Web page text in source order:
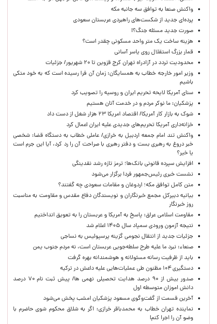
واکنش صنعا به توافق سه جانبه مکه
پرده‌ای جدید از شکست‌های راهبردی عربستان سعودی
صورت جدید مسئله جنگ؟!
هزینه ساخت یک متر واحد مسکونی چقدر است؟
قمار بزرگ استقلال روی یاسر آسانی
محدودیت تردد در آزادراه تهران کرج قزوین تا ۲۰ شهریور/ جزئیات
وزیر امور خارجه خطاب به همسایگان: زمان آن فرا رسیده است که به خود متکی
باشیم
سنای آمریکا لایحه تحریم ایران و روسیه را تصویب کرد
پزشکیان: ما نوکر مردم و در خدمت آنان هستیم
شوک به بازار کار آمریکا/ اقتصاد امریکا ۲۳ هزار شغل از دست داد
خزانه‌داری آمریکا تحریم‌های جدیدی علیه ایران اعمال کرد
واکنش تند امام جمعه اردبیل به خرازی/ عاملی خطاب به دستگاه قضا: شخصی
خبر دروغ به رهبری بست و دفتر رهبری با صراحت آن را رد کرد، آیا این جرم است
یا خیر؟
افزایش سپرده قانونی بانک‌ها؛ ترمز تازه رشد نقدینگی
نشست خبری رئیس‌جمهور فردا برگزار می‌شود
متن کامل توافق مکه؛ اردوغان و مقامات سعودی چه گفتند؟
بیانیه دبیرکل مجمع خبرنگاران و نویسندگان دفاع مقدس و مقاومت به مناسبت
روز خبرنگار
مقاومت اسلامی عراق: پاسخ به آمریکا و عربستان را به تعویق انداختیم
نتیجه آزمون ورودی سمپاد سال ۱۴۰۵ اعلام شد
جزئیات جدید از انتقال نجومی گزینه پرسپولیس به نساجی
صنعاء: نبرد ما علیه طرح سلطه‌جویی عربستان است، نه مردم جنوب یمن
باید از ظرفیت رسانه مسئولانه و هوشمندانه بهره گرفت
دستگیری ۱۰۴ مظنون طی عملیات‌هایی علیه داعش در ترکیه
صدور بیش از ۹۰ درصد هدایت تحصیلی نهمی ها/ پیش ثبت نام ۷۰ درصد
دانش اموزان متوسطه اول
آخرین قسمت از گفت‌وگوی مسعود پزشکیان امشب پخش می‌شود
نماینده تهران خطاب به محمدباقر خرازی: اگر به شلاق محکوم شوی حاضرم با
وضو آن را اجرا کنم!